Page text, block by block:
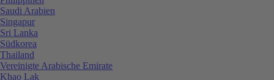
Saudi Arabien
Singapur
Sri Lanka
Südkorea
Thailand
Vereinigte Arabische Emirate
Khao Lak